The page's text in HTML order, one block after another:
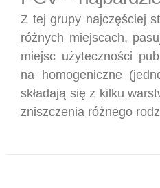
Z tej grupy najczęściej
różnych miejscach,
miejsc użyteczności
na homogeniczne
składają się z kilku
zniszczenia różnego